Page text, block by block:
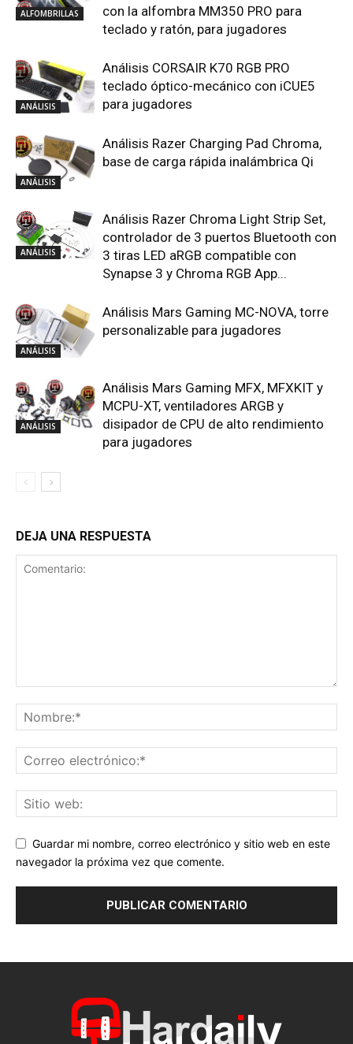
ALFOMBRILLAS
con la alfombra MM350 PRO para
teclado y ratón, para jugadores
ANÁLISIS
Análisis CORSAIR K70 RGB PRO
teclado óptico-mecánico con iCUE5
para jugadores
ANÁLISIS
Análisis Razer Charging Pad Chroma,
base de carga rápida inalámbrica Qi
ANÁLISIS
Análisis Razer Chroma Light Strip Set,
controlador de 3 puertos Bluetooth con
3 tiras LED aRGB compatible con
Synapse 3 y Chroma RGB App...
ANÁLISIS
Análisis Mars Gaming MC-NOVA, torre
personalizable para jugadores
ANÁLISIS
Análisis Mars Gaming MFX, MFXKIT y
MCPU-XT, ventiladores ARGB y
disipador de CPU de alto rendimiento
para jugadores
DEJA UNA RESPUESTA
Guardar mi nombre, correo electrónico y sitio web en este
navegador la próxima vez que comente.